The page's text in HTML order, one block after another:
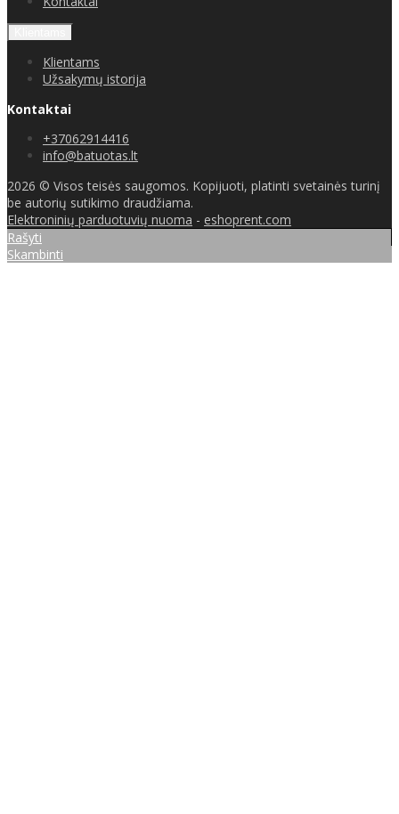
Klientams
Užsakymų istorija
Kontaktai
+37062914416
info@batuotas.lt
2026 © Visos teisės saugomos. Kopijuoti, platinti svetainės turinį
be autorių sutikimo draudžiama.
Elektroninių parduotuvių nuoma - eshoprent.com
Rašyti
Skambinti